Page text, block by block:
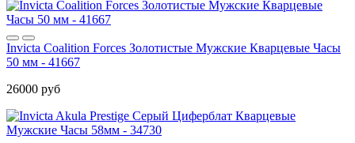
Invicta Coalition Forces Золотистые Мужские Кварцевые Часы
50 мм - 41667
26000 руб